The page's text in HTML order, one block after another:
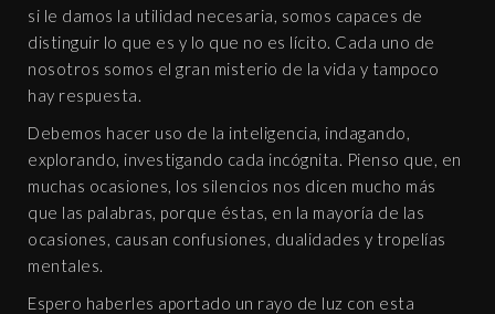
si le damos la utilidad necesaria, somos capaces de
distinguir lo que es y lo que no es lícito. Cada uno de
nosotros somos el gran misterio de la vida y tampoco
hay respuesta.
Debemos hacer uso de la inteligencia, indagando,
explorando, investigando cada incógnita. Pienso que, en
muchas ocasiones, los silencios nos dicen mucho más
que las palabras, porque éstas, en la mayoría de las
ocasiones, causan confusiones, dualidades y tropelías
mentales.
Espero haberles aportado un rayo de luz con esta